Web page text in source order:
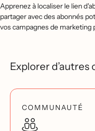
Apprenez à localiser le lien
partager avec des abonnés
vos campagnes de marketing
Explorer
COMMUNAUTÉ